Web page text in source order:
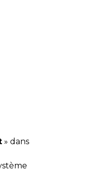
» dans